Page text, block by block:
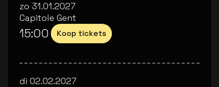
zo 31.01.2027
Capitole Gent
15:00 Koop tickets
di 02.02.2027